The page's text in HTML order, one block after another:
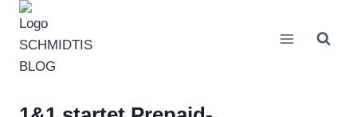
Zum
Inhalt
springen